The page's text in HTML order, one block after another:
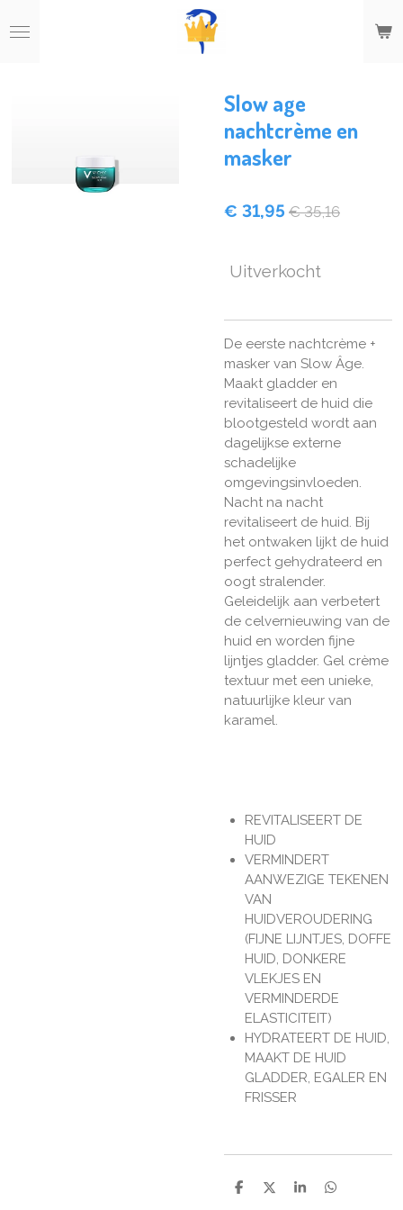
direct
Slow age
nachtcrème en
masker
€ 31,95 € 35,16
Uitverkocht
De eerste nachtcrème +
masker van Slow Âge.
Maakt gladder en
revitaliseert de huid die
blootgesteld wordt aan
dagelijkse externe
schadelijke
omgevingsinvloeden.
Nacht na nacht
revitaliseert de huid. Bij
het ontwaken lijkt de huid
perfect gehydrateerd en
oogt stralender.
Geleidelijk aan verbetert
de celvernieuwing van de
huid en worden fijne
lijntjes gladder. Gel crème
textuur met een unieke,
natuurlijke kleur van
karamel.
REVITALISEERT DE
HUID
VERMINDERT
AANWEZIGE TEKENEN
VAN
HUIDVEROUDERING
(FIJNE LIJNTJES, DOFFE
HUID, DONKERE
VLEKJES EN
VERMINDERDE
ELASTICITEIT)
HYDRATEERT DE HUID,
MAAKT DE HUID
GLADDER, EGALER EN
FRISSER
D
D
S
D